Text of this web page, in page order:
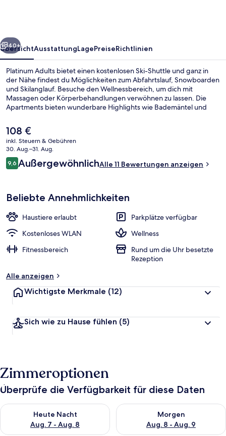
Weiter
40+
ÜbersichtAusstattungLagePreiseRichtlinien
Platinum Adults bietet einen kostenlosen Ski-Shuttle und ganz in
der Nähe findest du Möglichkeiten zum Abfahrtslauf, Snowboarden
und Skilanglauf. Besuche den Wellnessbereich, um dich mit
Massagen oder Körperbehandlungen verwöhnen zu lassen. Die
Apartments bieten wunderbare Highlights wie Bademäntel und
Der
aktuelle
Preis
beträgt
108 €.
108 €
inkl. Steuern & Gebühren
30. Aug.–31. Aug.
Bewertungen
9,69,6 von 10.
AußergewöhnlichAlle 11 Bewertungen anzeigen
Beliebte Annehmlichkeiten
Haustiere erlaubt
Parkplätze verfügbar
Kostenloses WLAN
Wellness
Fitnessbereich
Rund um die Uhr besetzte
Rezeption
Alle anzeigen
Wichtigste Merkmale (12)
Sich wie zu Hause fühlen (5)
Zimmeroptionen
Überprüfe die Verfügbarkeit für diese Daten
Heute Nacht
Aug. 7 - Aug. 8
Überprüfe die Verfügbarkeit für heute Nacht, Aug. 7 - Aug. 8.
Morgen
Aug. 8 - Aug. 9
Überprüfe die Verfügbarkeit